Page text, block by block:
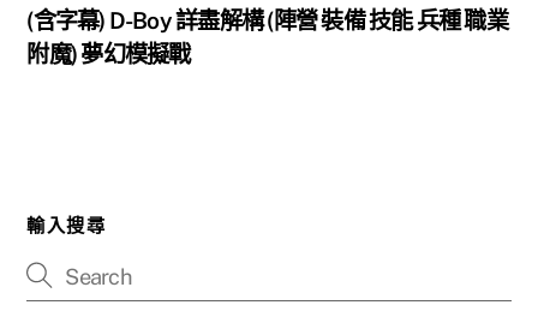
(含字幕) D-Boy 詳盡解構 (陣營 裝備 技能 兵種 職業
附魔) 夢幻模擬戰
輸入搜尋